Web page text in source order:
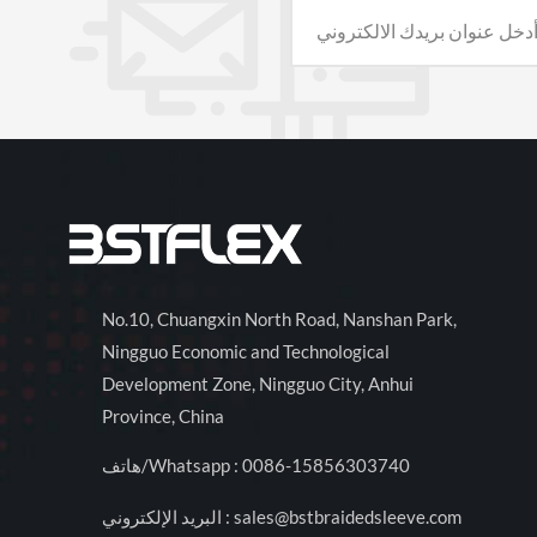
No.10, Chuangxin North Road, Nanshan Park,
Ningguo Economic and Technological
Development Zone, Ningguo City, Anhui
Province, China
هاتف/Whatsapp : 0086-15856303740
البريد الإلكتروني : sales@bstbraidedsleeve.com